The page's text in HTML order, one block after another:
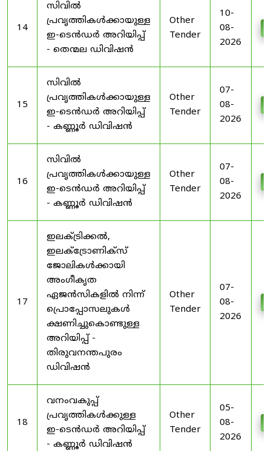
14
സിവിൽ
പ്രവൃത്തികൾക്കായുള്ള
ഇ-ടെൻഡർ അറിയിപ്പ്
- തെന്മല ഡിവിഷൻ
Other
Tender
10-
08-
2026
15
സിവിൽ
പ്രവൃത്തികൾക്കായുള്ള
ഇ-ടെൻഡർ അറിയിപ്പ്
- കണ്ണൂർ ഡിവിഷൻ
Other
Tender
07-
08-
2026
16
സിവിൽ
പ്രവൃത്തികൾക്കായുള്ള
ഇ-ടെൻഡർ അറിയിപ്പ്
- കണ്ണൂർ ഡിവിഷൻ
Other
Tender
07-
08-
2026
17
ഇലക്ട്രിക്കൽ,
ഇലക്ട്രോണിക്സ്
ജോലികൾക്കായി
അംഗീകൃത
ഏജൻസികളിൽ നിന്ന്
പ്രൊപ്പോസലുകൾ
ക്ഷണിച്ചുകൊണ്ടുള്ള
അറിയിപ്പ് -
തിരുവനന്തപുരം
ഡിവിഷൻ
Other
Tender
07-
08-
2026
18
വനംവകുപ്പ്
പ്രവൃത്തികൾക്കുള്ള
ഇ-ടെൻഡർ അറിയിപ്പ്
- കണ്ണൂർ ഡിവിഷൻ
Other
Tender
05-
08-
2026